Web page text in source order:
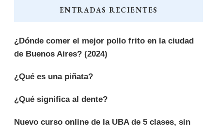
ENTRADAS RECIENTES
¿Dónde comer el mejor pollo frito en la ciudad
de Buenos Aires? (2024)
¿Qué es una piñata?
¿Qué significa al dente?
Nuevo curso online de la UBA de 5 clases, sin